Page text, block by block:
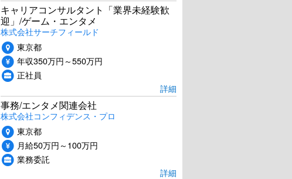
キャリアコンサルタント「業界未経験歓
迎」/ゲーム・エンタメ
株式会社サーチフィールド
東京都
年収350万円～550万円
正社員
詳細
事務/エンタメ関連会社
株式会社コンフィデンス・プロ
東京都
月給50万円～100万円
業務委託
詳細